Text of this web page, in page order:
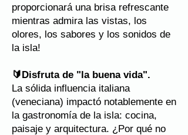
proporcionará una brisa refrescante
mientras admira las vistas, los
olores, los sabores y los sonidos de
la isla!
🔰Disfruta de "la buena vida".
La sólida influencia italiana
(veneciana) impactó notablemente en
la gastronomía de la isla: cocina,
paisaje y arquitectura. ¿Por qué no